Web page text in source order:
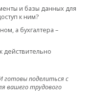
и базы данных для
к ним?
а бухгалтера –
действительно
готовы поделиться с
вашего трудового